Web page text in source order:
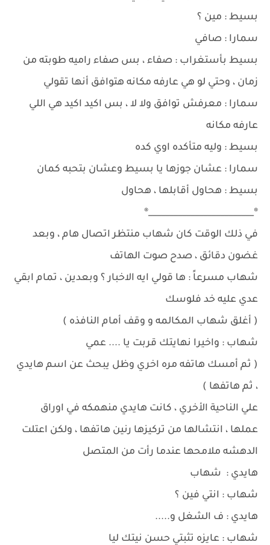
بسيط : مين ؟
سمارا : صافي
بسيط بأستغراب : صفاء ، بس صفاء راميه طوبته من
زمان ، وحتي لو هي عارفه مكانه هتوافق أنها تقولي
سمارا : معرفش توافق ولا لا ، بس اكيد اكيد هي اللي
عارفه مكانه
بسيط : وليه متأكده اوي كده
سمارا : عشان جوزها يا بسيط وعشان بتحبه كمان
بسيط : هحاول أقابلها ، هحاول
®_________________________®
في ذلك الوقت كان شهاب منتظر اتصال هام ، وبعد
غضون دقائق ، صدح صوت الهاتف
شهاب مسرعاً : ها قولي ايه الاخبار ؟ وبعدين ، تمام ابقي
عدي عليه خد فلوسك
( أغلق شهاب المكالمه و وقف أمام النافذه )
شهاب : واخيرا نهايتك قربت يا .... عمي
( ثم أمسك هاتفه مره اخري وظل يبحث عن اسم هايدي
، ثم هاتفها )
علي الناحية الأخري ، كانت هايدي منهمكه في اوراق
عملها ، انتشالها من تركيزها رنين هاتفها ، ولكن اعتلت
الدهشه ملامحها عندما رأت من المتصل
هايدي : شهاب
شهاب : انتي فين ؟
هايدي : ف الشغل و.....
شهاب : عايزه تثبتي حسن نيتك ليا